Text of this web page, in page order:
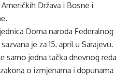
Država i Bosne i
Doma naroda Federalnog
je za 15. april u Sarajevu.
samo jedna tačka dnevnog reda
o izmjenama i dopunama